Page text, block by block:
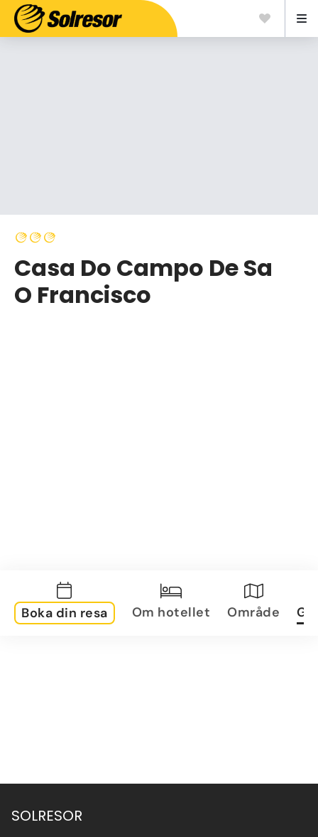
Casa Do Campo De Sa
O Francisco
Boka din resa Om hotellet Område
SOLRESOR